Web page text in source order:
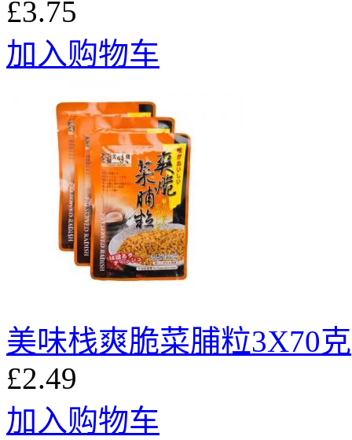
£3.75
加入购物车
美味栈爽脆菜脯粒3X70克
£2.49
加入购物车